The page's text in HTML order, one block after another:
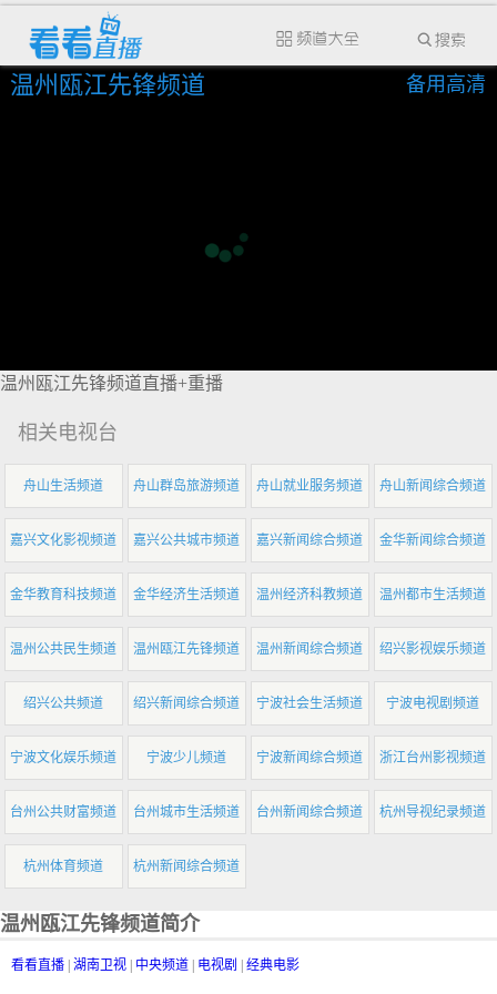
温州瓯江先锋频道 备用高清
温州瓯江先锋频道直播+重播
相关电视台
舟山生活频道 舟山群岛旅游频道 舟山就业服务频道 舟山新闻综合频道
嘉兴文化影视频道 嘉兴公共城市频道 嘉兴新闻综合频道 金华新闻综合频道
金华教育科技频道 金华经济生活频道 温州经济科教频道 温州都市生活频道
温州公共民生频道 温州瓯江先锋频道 温州新闻综合频道 绍兴影视娱乐频道
绍兴公共频道 绍兴新闻综合频道 宁波社会生活频道 宁波电视剧频道
宁波文化娱乐频道 宁波少儿频道 宁波新闻综合频道 浙江台州影视频道
台州公共财富频道 台州城市生活频道 台州新闻综合频道 杭州导视纪录频道
杭州体育频道 杭州新闻综合频道
温州瓯江先锋频道简介
看看直播 湖南卫视 中央频道 电视剧 经典电影